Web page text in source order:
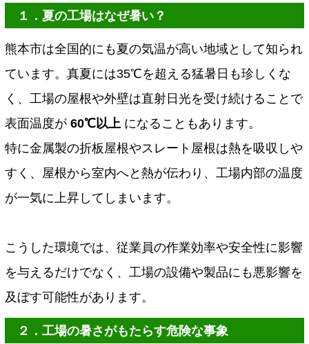
１．夏の工場はなぜ暑い？
熊本市は全国的にも夏の気温が高い地域として知られ
ています。真夏には35℃を超える猛暑日も珍しくな
く、工場の屋根や外壁は直射日光を受け続けることで
表面温度が 60℃以上 になることもあります。
特に金属製の折板屋根やスレート屋根は熱を吸収しや
すく、屋根から室内へと熱が伝わり、工場内部の温度
が一気に上昇してしまいます。
こうした環境では、従業員の作業効率や安全性に影響
を与えるだけでなく、工場の設備や製品にも悪影響を
及ぼす可能性があります。
２．工場の暑さがもたらす危険な事象